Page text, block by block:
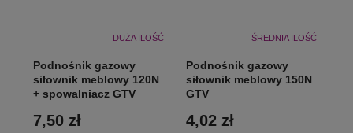
DUŻA ILOŚĆ
Podnośnik gazowy
siłownik meblowy 120N
+ spowalniacz GTV
7,50 zł
ŚREDNIA ILOŚĆ
Podnośnik gazowy
siłownik meblowy 150N
GTV
4,02 zł